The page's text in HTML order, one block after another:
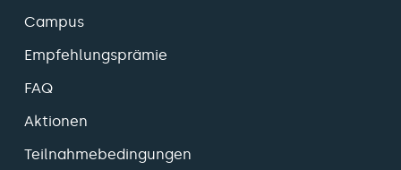
Campus
Empfehlungsprämie
FAQ
Aktionen
Teilnahmebedingungen